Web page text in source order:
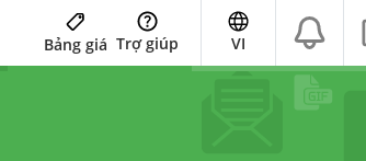
Bảng giá Trợ giúp VI